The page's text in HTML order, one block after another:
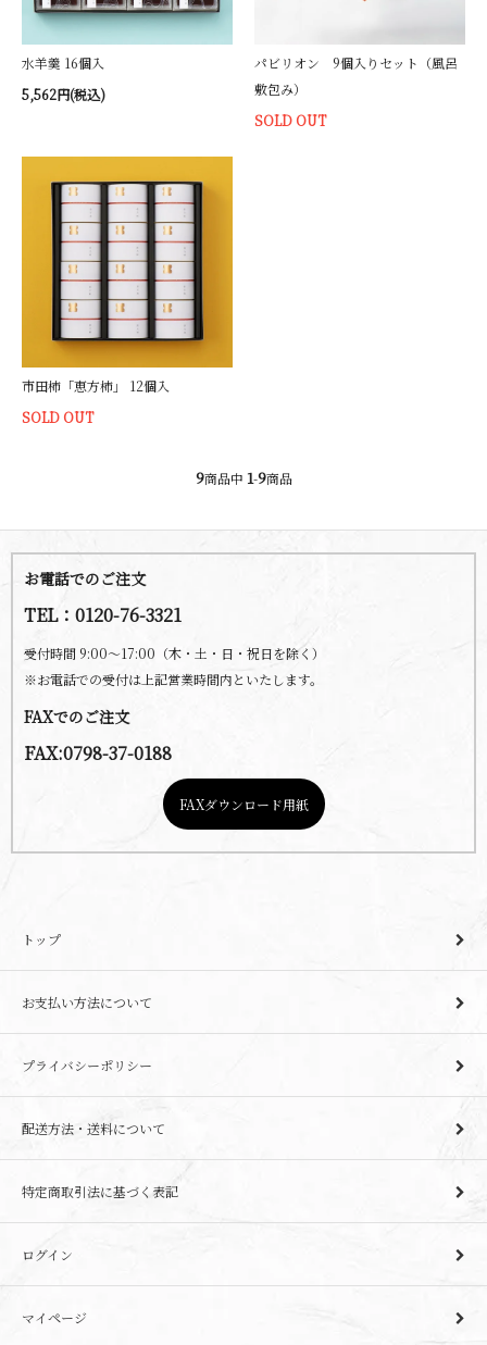
水羊羹 16個入
5,562円(税込)
パビリオン 9個入りセット（風呂
敷包み）
SOLD OUT
市田柿「恵方柿」 12個入
SOLD OUT
9商品中 1-9商品
お電話でのご注文
TEL：0120-76-3321
受付時間 9:00～17:00（木・土・日・祝日を除く）
※お電話での受付は上記営業時間内といたします。
FAXでのご注文
FAX:0798-37-0188
FAXダウンロード用紙
トップ
お支払い方法について
プライバシーポリシー
配送方法・送料について
特定商取引法に基づく表記
ログイン
マイページ